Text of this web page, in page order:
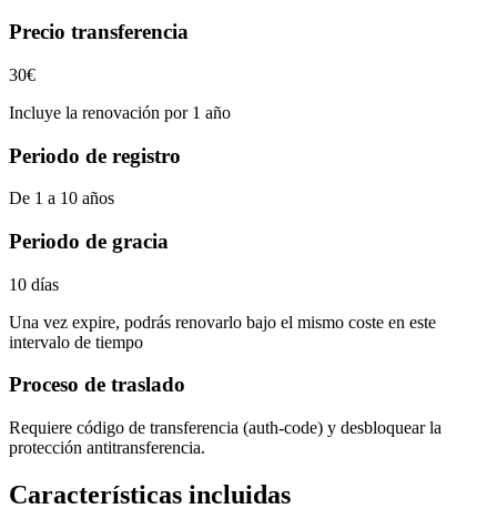
Precio transferencia
30€
Incluye la renovación por 1 año
Periodo de registro
De 1 a 10 años
Periodo de gracia
10 días
Una vez expire, podrás renovarlo bajo el mismo coste en este
intervalo de tiempo
Proceso de traslado
Requiere código de transferencia (auth-code) y desbloquear la
protección antitransferencia.
Características incluidas